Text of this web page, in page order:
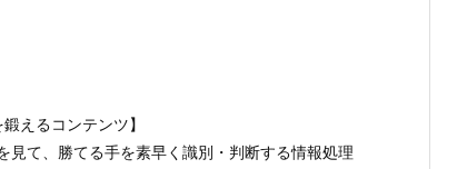
えるコンテンツ】
見て、勝てる手を素早く識別・判断する情報処理